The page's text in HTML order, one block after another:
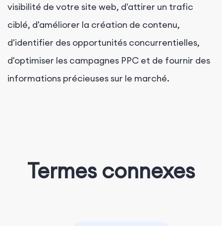
visibilité de votre site web, d'attirer un trafic
ciblé, d'améliorer la création de contenu,
d'identifier des opportunités concurrentielles,
d'optimiser les campagnes PPC et de fournir des
informations précieuses sur le marché.
Termes connexes